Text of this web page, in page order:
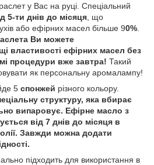
у Вас на руці. Спеціальний
5-ти днів до місяця , що
або ефірних масел більше 90%
Ви можете
властивості ефірних масел без
процедури вже завтра! Такий
як персональну аромалампу!
5 спонжей різного кольору.
структуру, яка вбирає
випаровує. Ефірне масло з
від 7 днів до місяця в
Завжди можна додати
підходить для використання в